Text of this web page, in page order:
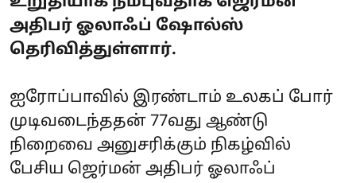
அதிபர் ஓலாஃப் ஷோல்ஸ்
தெரிவித்துள்ளார்.
ஐரோப்பாவில் இரண்டாம் உலகப் போர்
முடிவடைந்ததன் 77வது ஆண்டு
நிறைவை அனுசரிக்கும் நிகழ்வில்
பேசிய ஜெர்மன் அதிபர் ஓலாஃப்